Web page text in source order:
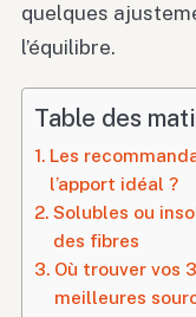
quelques
l’équilibre.
Table des
Les
l’apport idéal ?
Solubles ou
des fibres
Où trouver vos
meilleures